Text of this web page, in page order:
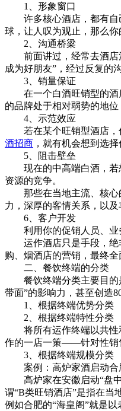
1、形象窗口
许多核心酒店，都有自己
球，让人叹为观止，那么
2、沟通桥梁
前面讲过，经常去酒店消
成为好朋友”，经过反复的
3、销量保证
在一个白酒旺销型的酒店
的品牌处于相对弱势的地位
4、示范效应
若在某个旺销型酒店，你
酒招商 ，就有机会想到选择
5、阻击壁垒
现在的中高端白酒，若想
资源的竞争。
那些在当地主流、核心的
力，深厚的客情关系，以
6、客户开发
利用你的促销人员、业务
运作酒店只是手段，绝非
购、烟酒店的营销，最终
二、餐饮终端的分类
餐饮终端分类主要目的是
带面”的影响力，甚至创造
1、根据终端优势分类
2、根据终端特性分类
将所有运作终端以共性和
作的一店一策——针对性销
3、根据终端规模分类
案例：高炉家酒启动合
高炉家在安徽启动“盘中
谓“B类旺销酒店”是指在当
例如合肥的“海皇阁”就是